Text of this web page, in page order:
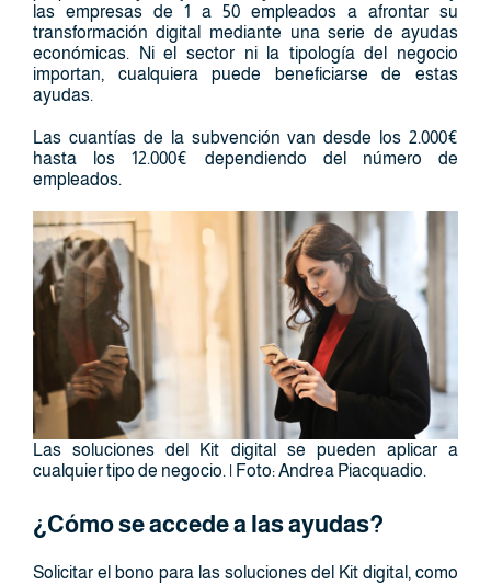
las empresas de 1 a 50 empleados a afrontar su
transformación digital mediante una serie de ayudas
económicas. Ni el sector ni la tipología del negocio
importan, cualquiera puede beneficiarse de estas
ayudas.
Las cuantías de la subvención van desde los 2.000€
hasta los 12.000€ dependiendo del número de
empleados.
Las soluciones del Kit digital se pueden aplicar a
cualquier tipo de negocio. | Foto: Andrea Piacquadio.
¿Cómo se accede a las ayudas?
Solicitar el bono para las soluciones del Kit digital, como